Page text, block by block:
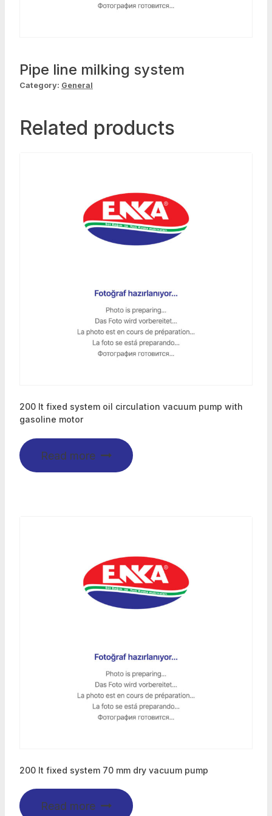
Pipe line milking system
Category: General
Related products
200 lt fixed system oil circulation vacuum pump with
gasoline motor
Read more
200 lt fixed system 70 mm dry vacuum pump
Read more